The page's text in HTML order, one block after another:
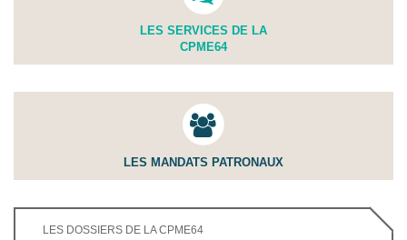
LES SERVICES DE LA
CPME64
LES MANDATS PATRONAUX
LES DOSSIERS DE LA CPME64